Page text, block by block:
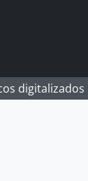
digitalizados